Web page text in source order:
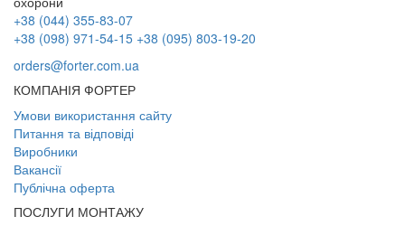
+38 (044) 355-83-07
+38 (098) 971-54-15 +38 (095) 803-19-20
orders@forter.com.ua
КОМПАНІЯ ФОРТЕР
Умови використання сайту
Питання та відповіді
Виробники
Вакансії
Публічна оферта
ПОСЛУГИ МОНТАЖУ